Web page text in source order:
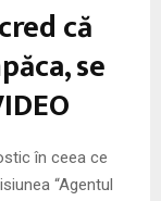
că
se
în ceea ce
“Agentul